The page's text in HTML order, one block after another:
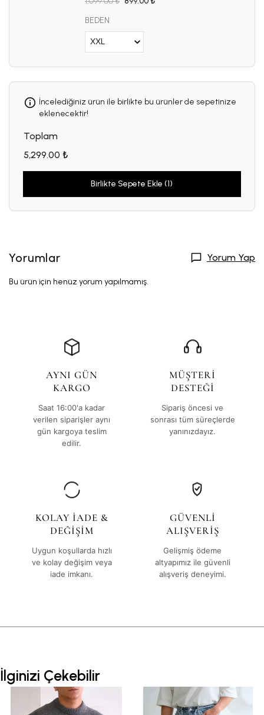
BEDEN
İncelediğiniz ürün ile birlikte bu ürünler de sepetinize
eklenecektir!
Toplam
5,299.00 ₺
Birlikte Sepete Ekle (1)
Yorumlar Yorum Yap
Bu ürün için henüz yorum yapılmamış.
AYNI GÜN
KARGO
Saat 16:00'a kadar
verilen siparişler aynı
gün kargoya teslim
edilir.
MÜŞTERİ
DESTEĞİ
Sipariş öncesi ve
sonrası tüm süreçlerde
yanınızdayız.
KOLAY İADE &
DEĞİŞİM
Uygun koşullarda hızlı
ve kolay değişim veya
iade imkanı.
GÜVENLİ
ALIŞVERİŞ
Gelişmiş ödeme
altyapımız ile güvenli
alışveriş deneyimi.
İlginizi Çekebilir